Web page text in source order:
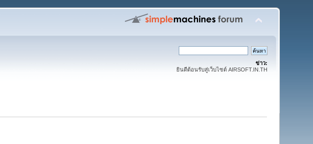
ข่าว:
ยินดีต้อนรับสู่เว็บไซต์ AIRSOFT.IN.TH